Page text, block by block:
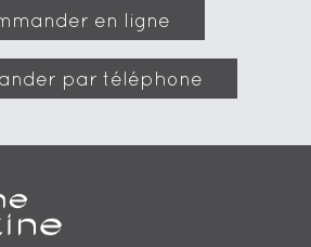
en ligne
par téléphone